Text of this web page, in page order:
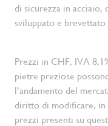
di sicurezza in acciaio,
sviluppato e
Prezzi in CHF, IVA
pietre preziose
l’andamento del
diritto di modificare, in
prezzi presenti su